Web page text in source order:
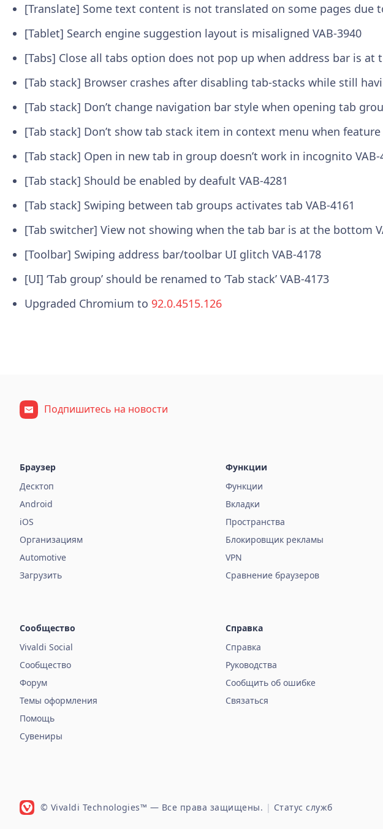
[Translate] Some text content is not translated on some pages due
[Tablet] Search engine suggestion layout is misaligned VAB-3940
[Tabs] Close all tabs option does not pop up when address bar is at
[Tab stack] Browser crashes after disabling tab-stacks while still
[Tab stack] Don’t change navigation bar style when opening tab
[Tab stack] Don’t show tab stack item in context menu when
[Tab stack] Open in new tab in group doesn’t work in incognito
[Tab stack] Should be enabled by deafult VAB-4281
[Tab stack] Swiping between tab groups activates tab VAB-4161
[Tab switcher] View not showing when the tab bar is at the bottom
[Toolbar] Swiping address bar/toolbar UI glitch VAB-4178
[UI] ‘Tab group’ should be renamed to ‘Tab stack’ VAB-4173
Upgraded Chromium to 92.0.4515.126
Подпишитесь на новости
Браузер
Десктоп
Android
iOS
Организациям
Automotive
Загрузить
Функции
Функции
Вкладки
Пространства
Блокировщик рекламы
VPN
Сравнение браузеров
Сообщество
Vivaldi Social
Сообщество
Форум
Темы оформления
Помощь
Сувениры
Справка
Справка
Руководства
Сообщить об ошибке
Связаться
© Vivaldi Technologies™ — Все права защищены. | Статус служб